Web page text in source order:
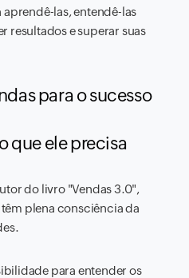
las, entendê-las
resultados e superar suas
para o sucesso
que ele precisa
do livro "Vendas 3.0",
plena consciência da
para entender os